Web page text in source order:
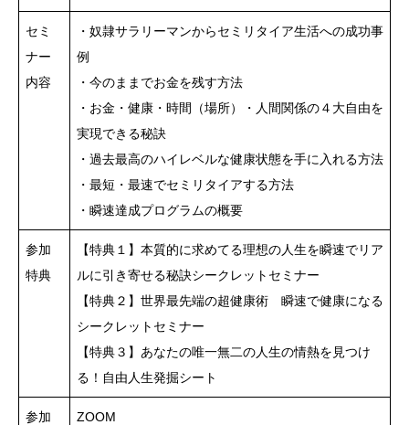
セミ
ナー
内容
・奴隷サラリーマンからセミリタイア生活への成功事
例
・今のままでお金を残す方法
・お金・健康・時間（場所）・人間関係の４大自由を
実現できる秘訣
・過去最高のハイレベルな健康状態を手に入れる方法
・最短・最速でセミリタイアする方法
・瞬速達成プログラムの概要
参加
特典
【特典１】本質的に求めてる理想の人生を瞬速でリア
ルに引き寄せる秘訣シークレットセミナー
【特典２】世界最先端の超健康術 瞬速で健康になる
シークレットセミナー
【特典３】あなたの唯一無二の人生の情熱を見つけ
る！自由人生発掘シート
参加
ZOOM